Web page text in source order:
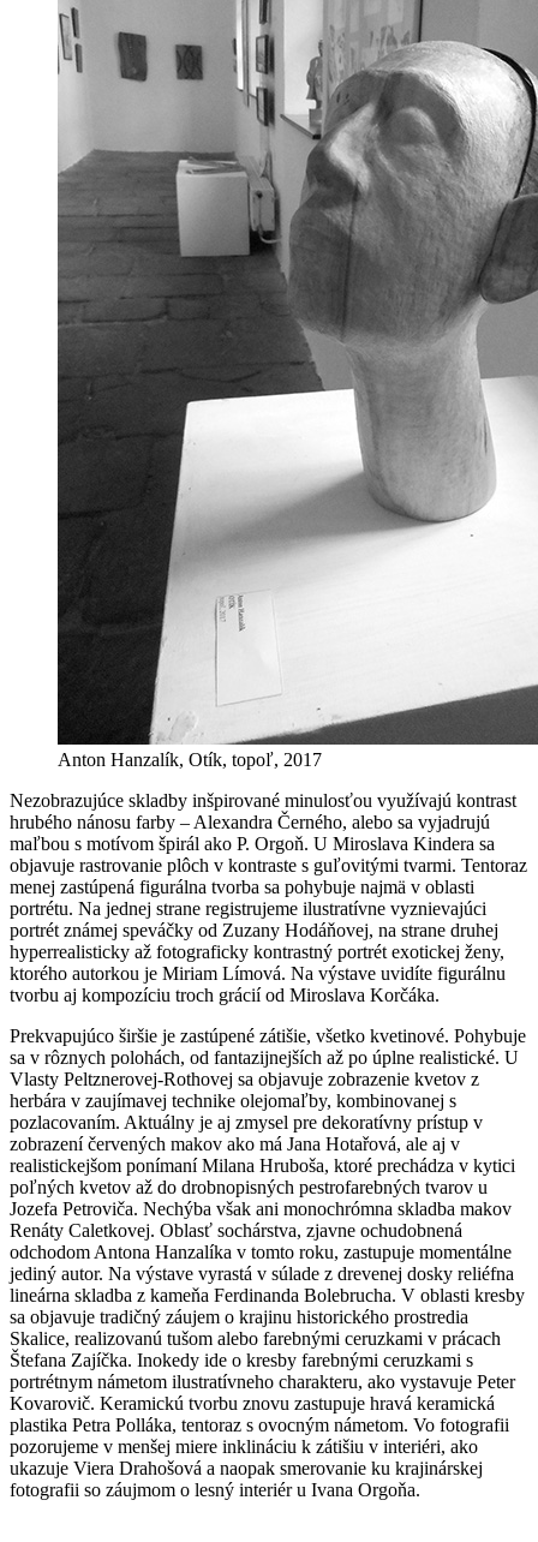
Anton Hanzalík, Otík, topoľ, 2017
Nezobrazujúce skladby inšpirované minulosťou využívajú kontrast
hrubého nánosu farby – Alexandra Černého, alebo sa vyjadrujú
maľbou s motívom špirál ako P. Orgoň. U Miroslava Kindera sa
objavuje rastrovanie plôch v kontraste s guľovitými tvarmi. Tentoraz
menej zastúpená figurálna tvorba sa pohybuje najmä v oblasti
portrétu. Na jednej strane registrujeme ilustratívne vyznievajúci
portrét známej speváčky od Zuzany Hodáňovej, na strane druhej
hyperrealisticky až fotograficky kontrastný portrét exotickej ženy,
ktorého autorkou je Miriam Límová. Na výstave uvidíte figurálnu
tvorbu aj kompozíciu troch grácií od Miroslava Korčáka.
Prekvapujúco širšie je zastúpené zátišie, všetko kvetinové. Pohybuje
sa v rôznych polohách, od fantazijnejších až po úplne realistické. U
Vlasty Peltznerovej-Rothovej sa objavuje zobrazenie kvetov z
herbára v zaujímavej technike olejomaľby, kombinovanej s
pozlacovaním. Aktuálny je aj zmysel pre dekoratívny prístup v
zobrazení červených makov ako má Jana Hotařová, ale aj v
realistickejšom ponímaní Milana Hruboša, ktoré prechádza v kytici
poľných kvetov až do drobnopisných pestrofarebných tvarov u
Jozefa Petroviča. Nechýba však ani monochrómna skladba makov
Renáty Caletkovej. Oblasť sochárstva, zjavne ochudobnená
odchodom Antona Hanzalíka v tomto roku, zastupuje momentálne
jediný autor. Na výstave vyrastá v súlade z drevenej dosky reliéfna
lineárna skladba z kameňa Ferdinanda Bolebrucha. V oblasti kresby
sa objavuje tradičný záujem o krajinu historického prostredia
Skalice, realizovanú tušom alebo farebnými ceruzkami v prácach
Štefana Zajíčka. Inokedy ide o kresby farebnými ceruzkami s
portrétnym námetom ilustratívneho charakteru, ako vystavuje Peter
Kovarovič. Keramickú tvorbu znovu zastupuje hravá keramická
plastika Petra Polláka, tentoraz s ovocným námetom. Vo fotografii
pozorujeme v menšej miere inklináciu k zátišiu v interiéri, ako
ukazuje Viera Drahošová a naopak smerovanie ku krajinárskej
fotografii so záujmom o lesný interiér u Ivana Orgoňa.